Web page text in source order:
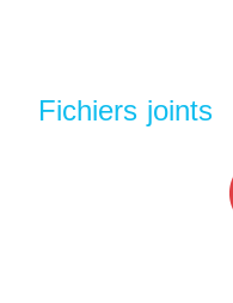
Fichiers joints